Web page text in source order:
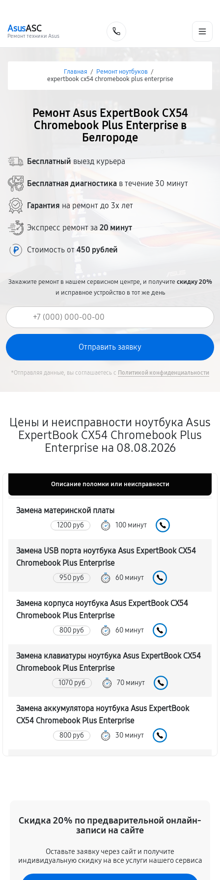
AsusASC
Ремонт техники Asus
Главная / Ремонт ноутбуков /
expertbook cx54 chromebook plus enterprise
Ремонт Asus ExpertBook CX54
Chromebook Plus Enterprise в
Белгороде
Бесплатный выезд курьера
Бесплатная диагностика в течение 30 минут
Гарантия на ремонт до 3х лет
Экспресс ремонт за 20 минут
Стоимость от 450 рублей
Закажите ремонт в нашем сервисном центре, и получитескидку 20%
и исправное устройство в тот же день
*Отправляя данные, вы соглашаетесь с Политикой конфиденциальности
Цены и неисправности ноутбука Asus
ExpertBook CX54 Chromebook Plus
Enterprise на 08.08.2026
Описание поломки или неисправности
Замена материнской платы
1200 руб 100 минут
Замена USB порта ноутбука Asus ExpertBook CX54
Chromebook Plus Enterprise
950 руб 60 минут
Замена корпуса ноутбука Asus ExpertBook CX54
Chromebook Plus Enterprise
800 руб 60 минут
Замена клавиатуры ноутбука Asus ExpertBook CX54
Chromebook Plus Enterprise
1070 руб 70 минут
Замена аккумулятора ноутбука Asus ExpertBook
CX54 Chromebook Plus Enterprise
800 руб 30 минут
890 руб 70 минут
Замена северного моста
Скидка 20% по предварительной онлайн-
записи на сайте
Оставьте заявку через сайт и получите
индивидуальную скидку на все услуги нашего сервиса